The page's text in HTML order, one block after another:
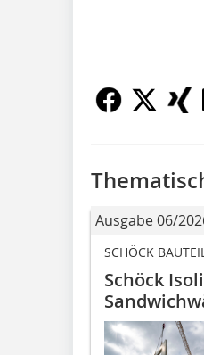
Ausgabe 06/
SCHÖCK
Schöck